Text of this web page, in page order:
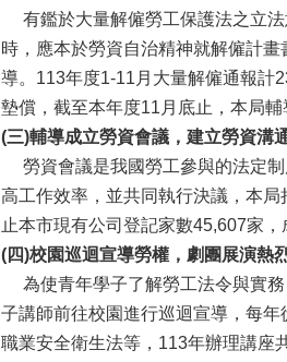
有鑑於大量解僱勞工保護法之立法
時，應本於勞資自治精神就解僱計
導。113年度1-11月大量解僱通報計
墊償，截至本年度11月底止，本局
(三)輔導成立勞資會議，建立勞資溝
勞資會議是我國勞工參與的法定制
高工作效率，並共同執行決議，本
止本市現有公司登記家數45,607家
(四)校園巡迴宣導勞權，劇團展演熱
為使青年學子了解勞工法令與實務
子講師前往校園進行巡迴宣導，每
職業安全衛生法等，113年辦理講座